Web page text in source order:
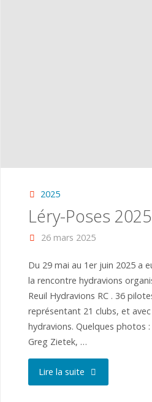
2025
Léry-Poses 2025
26 mars 2025
Du 29 mai au 1er juin 2025 a
la rencontre hydravions
Reuil Hydravions RC . 36
représentant 21 clubs, et
hydravions. Quelques photos
Greg Zietek, …
Lire la suite"Léry-